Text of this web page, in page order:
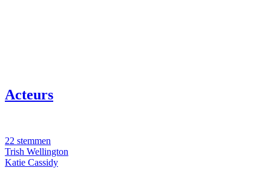
Acteurs
22 stemmen
Trish Wellington
Katie Cassidy